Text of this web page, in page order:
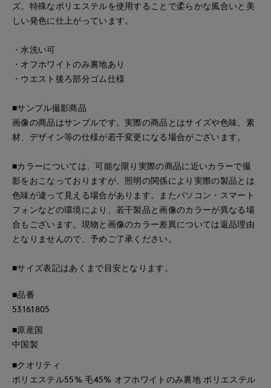
ズ。特殊なポリエステルを使用することで柔らかな風合いと美
しい発色に仕上がっています。
・水洗い可
・オフホワイトのみ裏地あり
・ウエスト後ろ部分ゴム仕様
■サンプル撮影商品
画像の商品はサンプルです。実際の商品とはサイズや色味、素
材、デザイン等の仕様が若干変更になる場合がございます。
■カラーについては、可能な限り実際の商品に近いカラーで撮
影をおこなっておりますが、照明の関係により実際の製品とは
色味が違って見える場合があります。またパソコン・スマート
フォンなどの環境により、若干製品と画像のカラーが異なる場
合もございます。現物と画像のカラー差異については返品理由
となりませんので、予めご了承ください。
■サイズ表記はあくまで目安となります。
■品番
53161805
■原産国
中国製
■クオリティ
ポリエステル55% 毛45% オフホワイトのみ裏地 ポリエステル